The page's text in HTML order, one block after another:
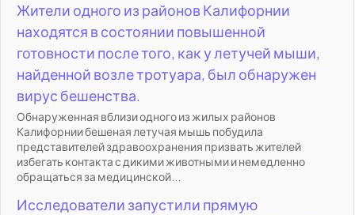
Жители одного из районов Калифорнии
находятся в состоянии повышенной
готовности после того, как у летучей мыши,
найденной возле тротуара, был обнаружен
вирус бешенства.
Обнаруженная вблизи одного из жилых районов
Калифорнии бешеная летучая мышь побудила
представителей здравоохранения призвать жителей
избегать контакта с дикими животными и немедленно
обращаться за медицинской...
Исследователи запустили прямую